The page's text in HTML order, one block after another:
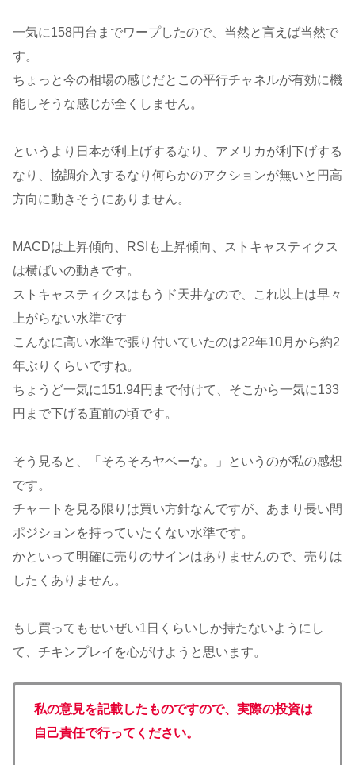
一気に158円台までワープしたので、当然と言えば当然で
す。
ちょっと今の相場の感じだとこの平行チャネルが有効に機
能しそうな感じが全くしません。
というより日本が利上げするなり、アメリカが利下げする
なり、協調介入するなり何らかのアクションが無いと円高
方向に動きそうにありません。
MACDは上昇傾向、RSIも上昇傾向、ストキャスティクス
は横ばいの動きです。
ストキャスティクスはもうド天井なので、これ以上は早々
上がらない水準です
こんなに高い水準で張り付いていたのは22年10月から約2
年ぶりくらいですね。
ちょうど一気に151.94円まで付けて、そこから一気に133
円まで下げる直前の頃です。
そう見ると、「そろそろヤベーな。」というのが私の感想
です。
チャートを見る限りは買い方針なんですが、あまり長い間
ポジションを持っていたくない水準です。
かといって明確に売りのサインはありませんので、売りは
したくありません。
もし買ってもせいぜい1日くらいしか持たないようにし
て、チキンプレイを心がけようと思います。
私の意見を記載したものですので、実際の投資は
自己責任で行ってください。